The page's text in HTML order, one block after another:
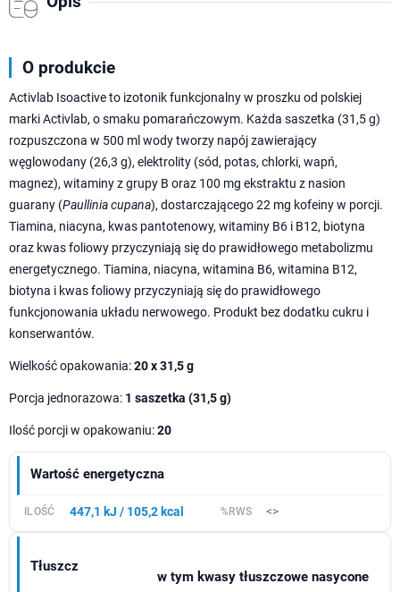
O produkcie
Activlab Isoactive to izotonik funkcjonalny w proszku od polskiej
marki Activlab, o smaku pomarańczowym. Każda saszetka (31,5 g)
rozpuszczona w 500 ml wody tworzy napój zawierający
węglowodany (26,3 g), elektrolity (sód, potas, chlorki, wapń,
magnez), witaminy z grupy B oraz 100 mg ekstraktu z nasion
guarany (Paullinia cupana), dostarczającego 22 mg kofeiny w porcji.
Tiamina, niacyna, kwas pantotenowy, witaminy B6 i B12, biotyna
oraz kwas foliowy przyczyniają się do prawidłowego metabolizmu
energetycznego. Tiamina, niacyna, witamina B6, witamina B12,
biotyna i kwas foliowy przyczyniają się do prawidłowego
funkcjonowania układu nerwowego. Produkt bez dodatku cukru i
konserwantów.
Wielkość opakowania:20 x 31,5 g
Porcja jednorazowa: 1 saszetka (31,5 g)
Ilość porcji w opakowaniu:20
Wartość energetyczna
447,1 kJ / 105,2 kcal <>
Tłuszcz
w tym kwasy tłuszczowe nasycone